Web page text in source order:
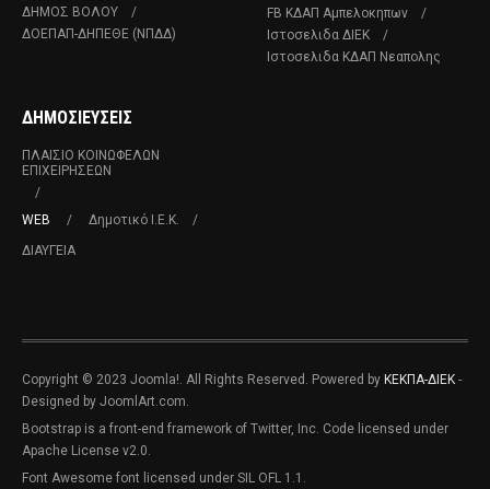
ΔΗΜΟΣ ΒΟΛΟΥ
ΔΟΕΠΑΠ-ΔΗΠΕΘΕ (ΝΠΔΔ)
FB ΚΔΑΠ Αμπελοκηπων
Ιστοσελιδα ΔΙΕΚ
Ιστοσελιδα ΚΔΑΠ Νεαπολης
ΔΗΜΟΣΙΕΥΣΕΙΣ
ΠΛΑΊΣΙΟ ΚΟΙΝΩΦΕΛΏΝ
ΕΠΙΧΕΙΡΉΣΕΩΝ
WEB
Δημοτικό Ι.Ε.Κ.
ΔΙΑΥΓΕΙΑ
Copyright © 2023 Joomla!. All Rights Reserved. Powered by ΚΕΚΠΑ-ΔΙΕΚ -
Designed by JoomlArt.com.
Bootstrap is a front-end framework of Twitter, Inc. Code licensed under
Apache License v2.0.
Font Awesome font licensed under SIL OFL 1.1.